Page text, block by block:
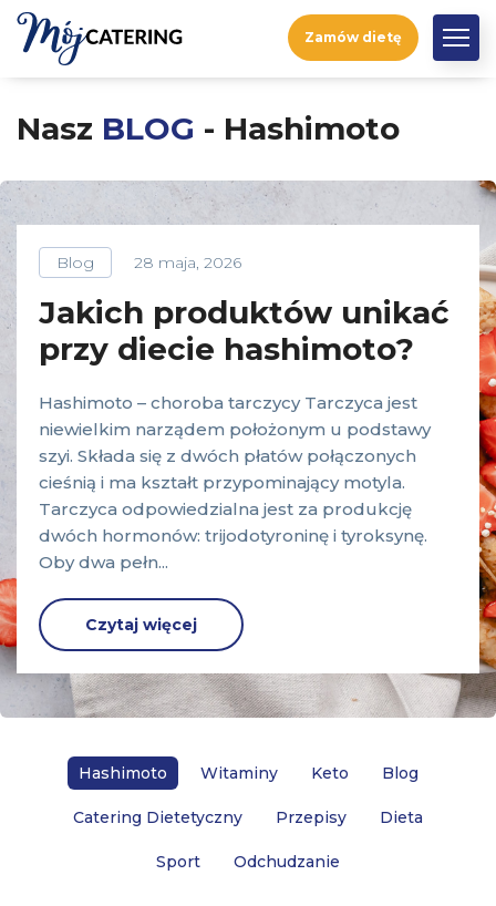
Zamów dietę
Nasz BLOG - Hashimoto
Blog 28 maja, 2026
Jakich produktów unikać
przy diecie hashimoto?
Hashimoto – choroba tarczycy Tarczyca jest
niewielkim narządem położonym u podstawy
szyi. Składa się z dwóch płatów połączonych
cieśnią i ma kształt przypominający motyla.
Tarczyca odpowiedzialna jest za produkcję
dwóch hormonów: trijodotyroninę i tyroksynę.
Oby dwa pełn...
Czytaj więcej
Hashimoto Witaminy Keto Blog
Catering Dietetyczny Przepisy Dieta
Sport Odchudzanie